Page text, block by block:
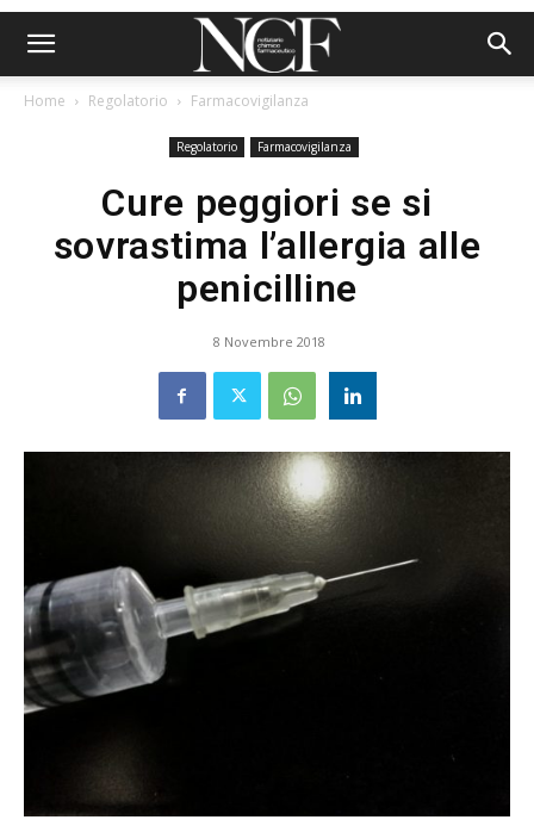
Home Regolatorio Farmacovigilanza
Regolatorio Farmacovigilanza
Cure peggiori se si
sovrastima l’allergia alle
penicilline
8 Novembre 2018